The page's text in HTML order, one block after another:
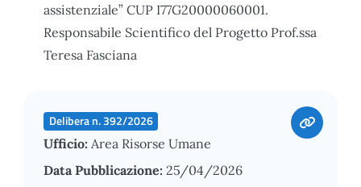
assistenziale” CUP I77G20000060001.
Responsabile Scientifico del Progetto Prof.ssa
Teresa Fasciana
Delibera n. 392/2026
Ufficio: Area Risorse Umane
Data Pubblicazione: 25/04/2026